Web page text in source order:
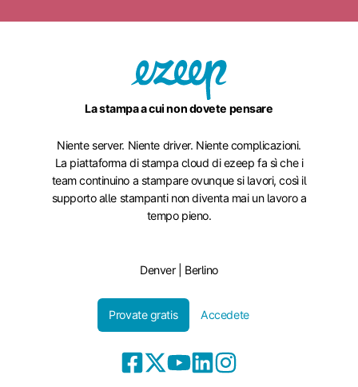
La stampa a cui non dovete pensare
Niente server. Niente driver. Niente complicazioni.
La piattaforma di stampa cloud di ezeep fa sì che i
team continuino a stampare ovunque si lavori, così il
supporto alle stampanti non diventa mai un lavoro a
tempo pieno.
Denver | Berlino
Provate gratis Accedete